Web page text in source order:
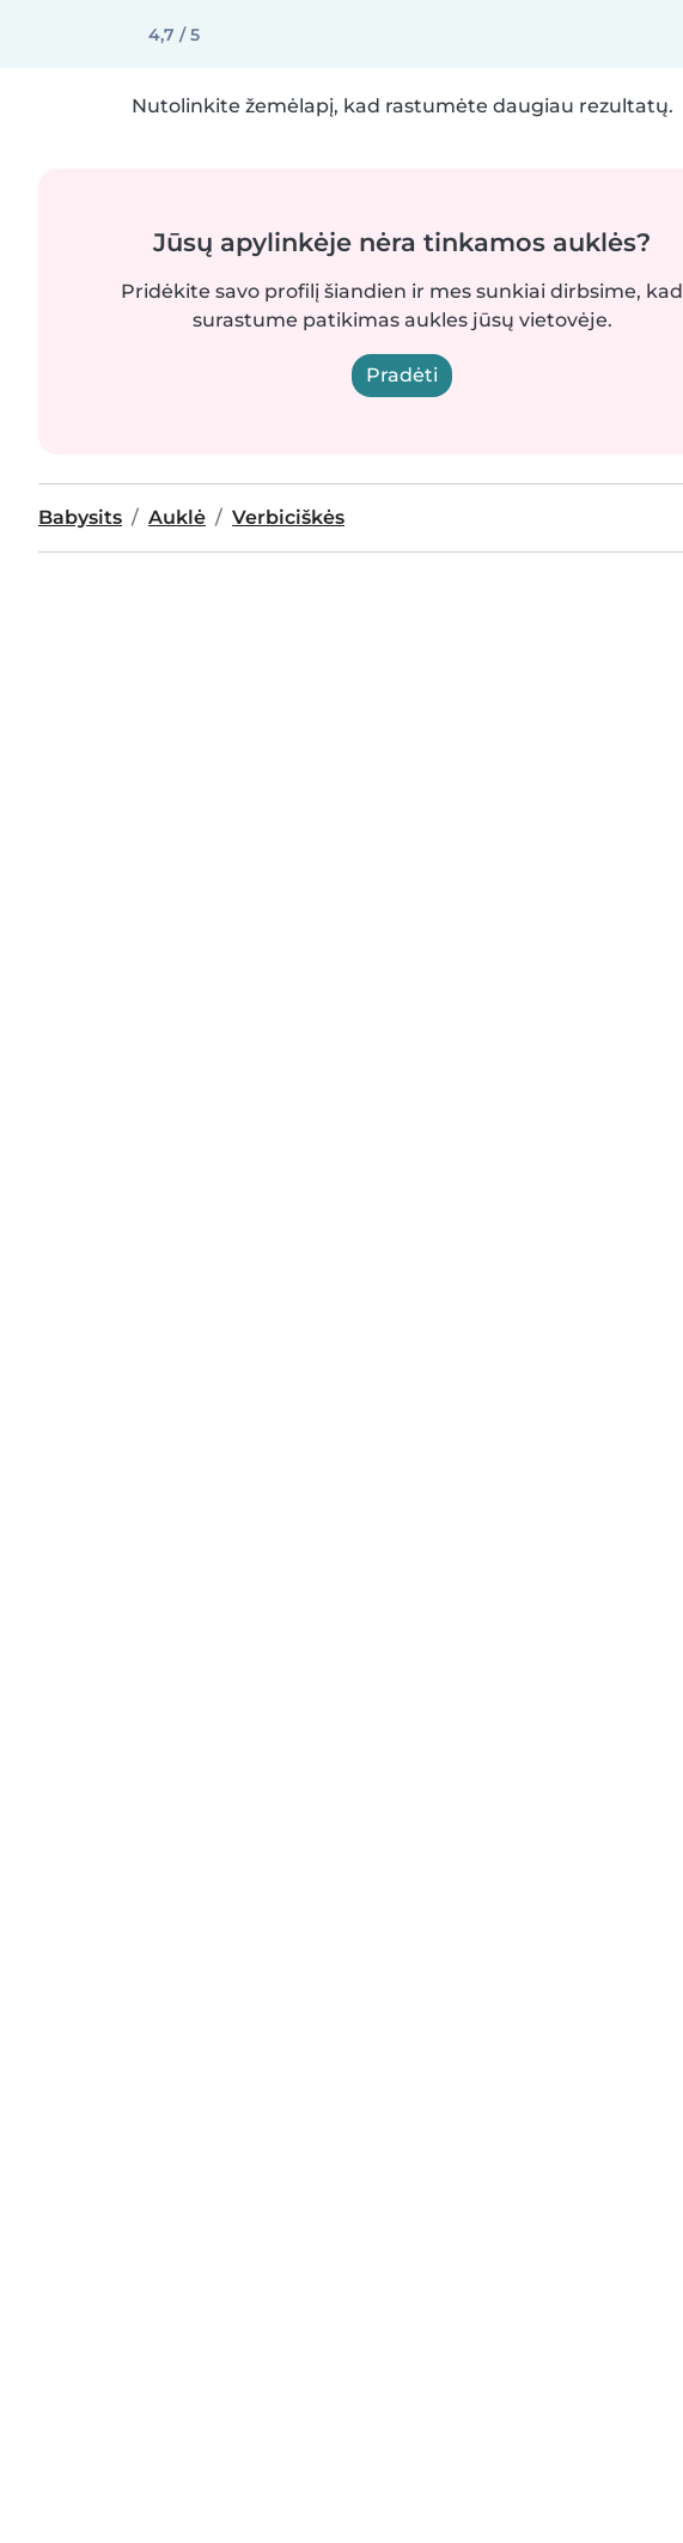
4,7 / 5
Nutolinkite žemėlapį, kad rastumėte daugiau rezultatų.
Jūsų apylinkėje nėra tinkamos auklės?
Pridėkite savo profilį šiandien ir mes sunkiai dirbsime, kad
surastume patikimas aukles jūsų vietovėje.
Pradėti
Babysits Auklė Verbiciškės